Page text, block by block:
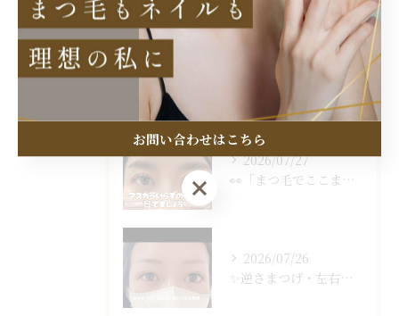
2026/08/07
一重・奥二重でも、ここまで変わります✨
2026/07/27
👀「まつ毛でここまで変わる？」
2026/07/26
✨逆さまつげ・左右差でお悩みの方必見✨
お問い合わせはこちら
お問い合わせはこちら